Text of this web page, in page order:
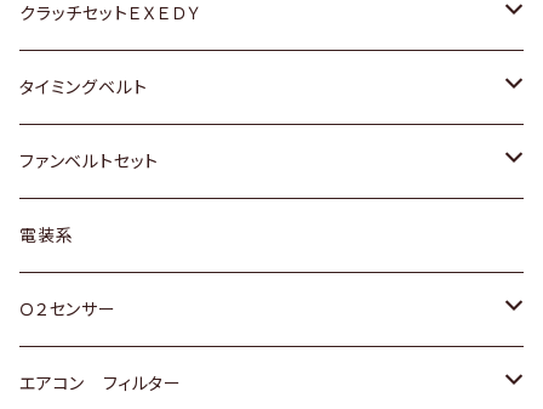
マツダ
三菱
スバル
日野
アストロ（シボレー）
クライスラー
日産
ダイハツ
マツダ
三菱
スバル
日産
ホンダ
マツダ
ホンダ
スズキ
ダイハツ
マツダ
三菱
スバル
クラッチセットＥＸＥＤＹ
ホンダ
スズキ
日産
ダイハツ
マツダ
タイミングベルト
トヨタ
スズキ
ダイハツ
三菱
ファンベルトセット
トヨタ
ホンダ
スズキ
電装系
Ｏ２センサー
トヨタ
エアコン フィルター